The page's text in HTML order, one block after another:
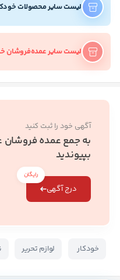
لیست سایر محصولات
لیست سایر عمده‌فروشان
آگهی خود را ثبت کنید
به جمع عمده
بپیوندید
درج آگهی
رایگان
خودکار لوازم تحریر